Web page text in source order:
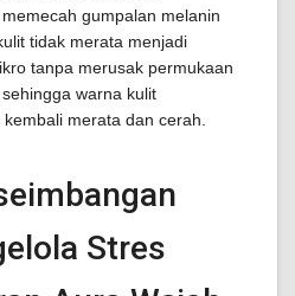
gumpalan melanin
tidak merata menjadi
tanpa merusak permukaan
warna kulit
merata dan cerah.
Stres